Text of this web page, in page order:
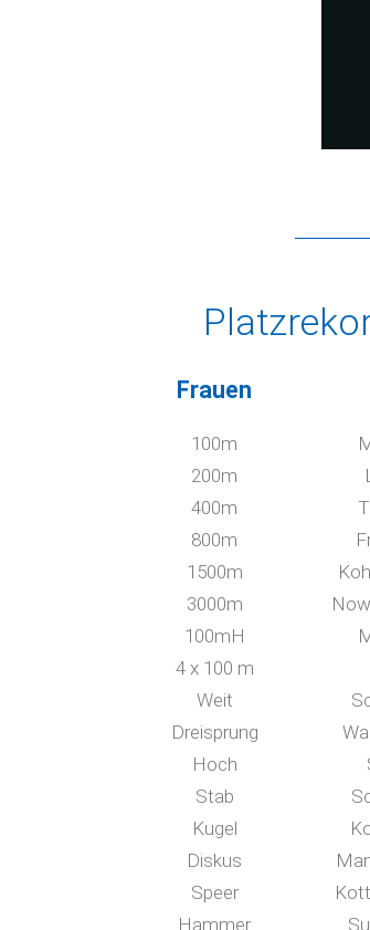
Frauen
100m
200m
400m
800m
1500m
3000m
100mH
4 x 100 m
Weit
Dreisprung
Hoch
Stab
Kugel
Diskus
Speer
Hammer